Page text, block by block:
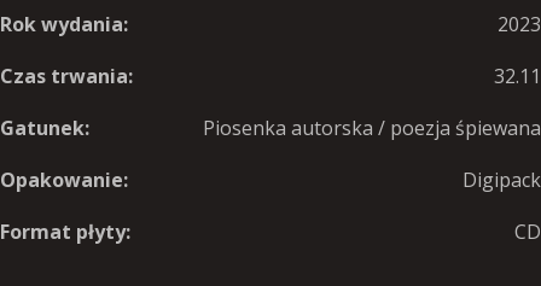
Rok wydania:
2023
Czas trwania:
32.11
Gatunek:
Piosenka autorska / poezja śpiewana
Opakowanie:
Digipack
Format płyty:
CD